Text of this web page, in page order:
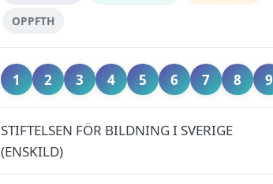
OPPFTH
1 2 3 4 5 6 7 8 9
STIFTELSEN FÖR BILDNING I SVERIGE
(ENSKILD)